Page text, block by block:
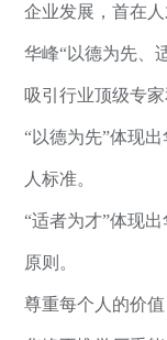
企业发展，首在人
华峰“以德为先、
吸引行业顶级专
“以德为先”体现
人标准。
“适者为才”体现
原则。
尊重每个人的价值